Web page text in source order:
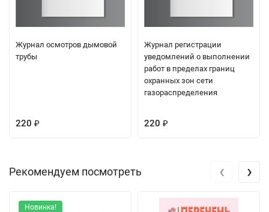
Журнал осмотров дымовой
трубы
220 ₽
Журнал регистрации
уведомлений о выполнении
работ в пределах границ
охранных зон сети
газораспределения
220 ₽
Рекомендуем посмотреть
Новинка!
‹ ›